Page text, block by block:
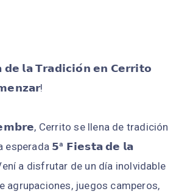
𝗱𝗲 𝗹𝗮 𝗧𝗿𝗮𝗱𝗶𝗰𝗶𝗼́𝗻 𝗲𝗻 𝗖𝗲𝗿𝗿𝗶𝘁𝗼
Cerrito se llena de tradición
esperada 𝟱ª 𝗙𝗶𝗲𝘀𝘁𝗮 𝗱𝗲 𝗹𝗮
a disfrutar de un día inolvidable
agrupaciones, juegos camperos,